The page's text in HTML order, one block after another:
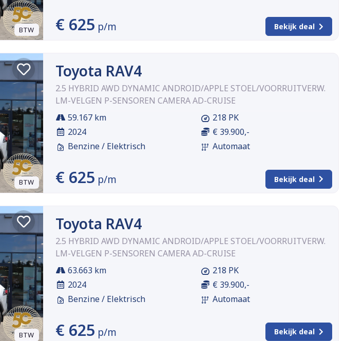
BTW € 625 p/m Bekijk deal
BTW
Toyota RAV4
2.5 HYBRID AWD DYNAMIC ANDROID/APPLE STOEL/VOORRUITVERW.
LM-VELGEN P-SENSOREN CAMERA AD-CRUISE
59.167 km
2024
Benzine / Elektrisch
218 PK
€ 39.900,-
Automaat
€ 625 p/m Bekijk deal
BTW
Toyota RAV4
2.5 HYBRID AWD DYNAMIC ANDROID/APPLE STOEL/VOORRUITVERW.
LM-VELGEN P-SENSOREN CAMERA AD-CRUISE
63.663 km
2024
Benzine / Elektrisch
218 PK
€ 39.900,-
Automaat
€ 625 p/m Bekijk deal